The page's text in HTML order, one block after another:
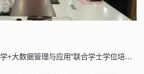
学校与江南大学“金融学+大数据管理与应用”联合学士学位培养项目论证会召开